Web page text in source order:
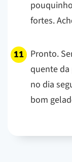
fortes.
Pronto.
quente da
no dia
bom